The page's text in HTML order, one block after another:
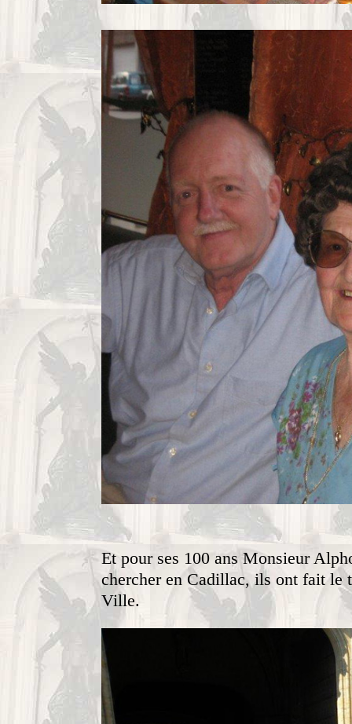
Et pour ses 100 ans Monsieur
chercher en Cadillac, ils ont fait le
Ville.